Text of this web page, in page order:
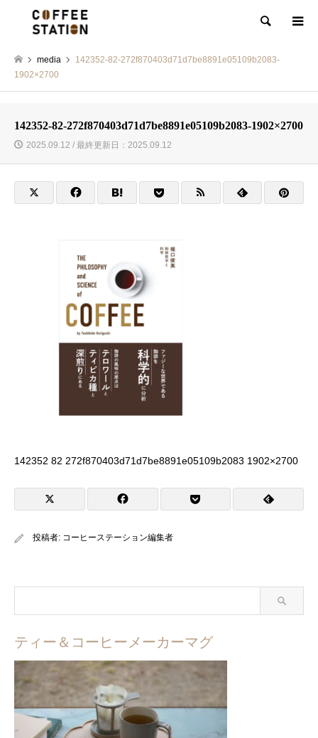
検索
media
142352-82-272f870403d71d7be8891e05109b2083-
1902×2700
142352-82-272f870403d71d7be8891e05109b2083-1902×2700
2025.09.12 / 最終更新日：2025.09.12
142352 82 272f870403d71d7be8891e05109b2083 1902×2700
投稿者: コーヒーステーション編集者
ティー＆コーヒーメーカーマグ